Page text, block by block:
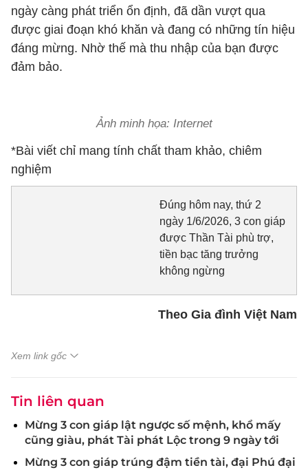
ngày càng phát triển ổn định, đã dần vượt qua
được giai đoạn khó khăn và đang có những tín hiệu
đáng mừng. Nhờ thế mà thu nhập của bạn được
đảm bảo.
Ảnh minh họa: Internet
*Bài viết chỉ mang tính chất tham khảo, chiêm
nghiệm
Đúng hôm nay, thứ 2
ngày 1/6/2026, 3 con giáp
được Thần Tài phù trợ,
tiền bạc tăng trưởng
không ngừng
Theo Gia đình Việt Nam
Xem link gốc
Tin liên quan
Mừng 3 con giáp lật ngược số mệnh, khổ mấy
cũng giàu, phát Tài phát Lộc trong 9 ngày tới
Mừng 3 con giáp trúng đậm tiền tài, đại Phú đại